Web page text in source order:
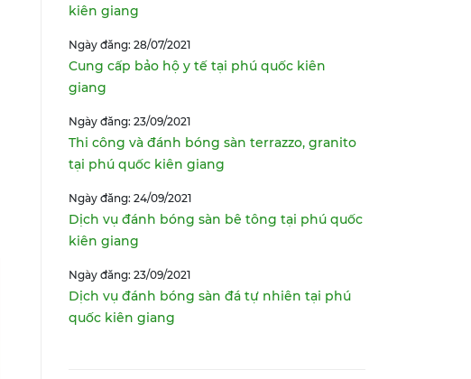
kiên giang
Ngày đăng: 28/07/2021
Cung cấp bảo hộ y tế tại phú quốc kiên
giang
Ngày đăng: 23/09/2021
Thi công và đánh bóng sàn terrazzo, granito
tại phú quốc kiên giang
Ngày đăng: 24/09/2021
Dịch vụ đánh bóng sàn bê tông tại phú quốc
kiên giang
Ngày đăng: 23/09/2021
Dịch vụ đánh bóng sàn đá tự nhiên tại phú
quốc kiên giang